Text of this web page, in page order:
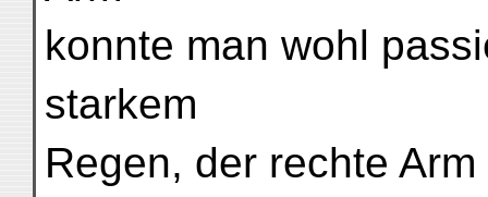
konnte man wohl
starkem
Regen, der rechte